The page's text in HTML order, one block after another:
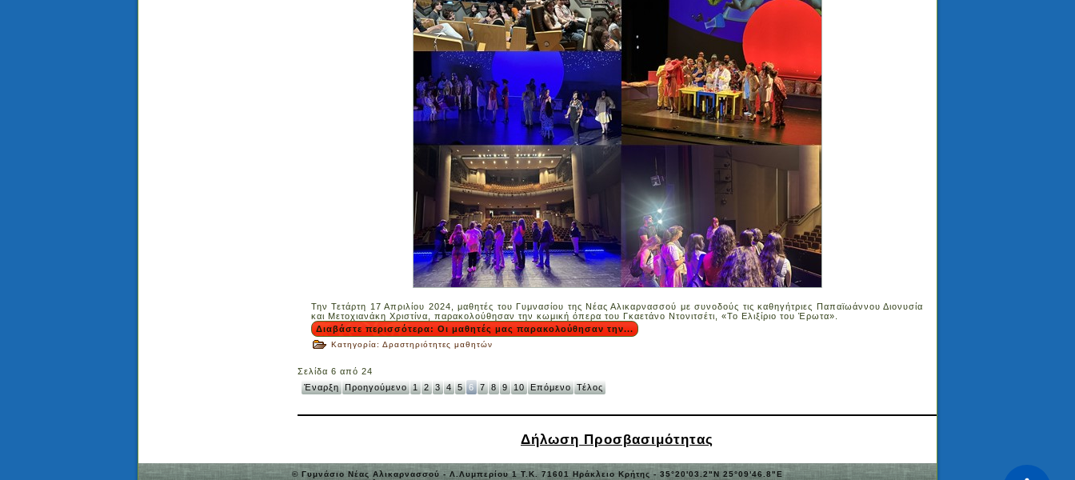
Την Τετάρτη 17 Απριλίου 2024, μαθητές του Γυμνασίου της Νέας Αλικαρνασσού με συνοδούς τις καθηγήτριες Παπαϊωάννου Διονυσία
και Μετοχιανάκη Χριστίνα, παρακολούθησαν την κωμική όπερα του Γκαετάνο Ντονιτσέτι, «Το Ελιξίριο του Έρωτα».
Διαβάστε περισσότερα: Οι μαθητές μας παρακολούθησαν την...
Κατηγορία: Δραστηριότητες μαθητών
Σελίδα 6 από 24
Έναρξη Προηγούμενο 1 2 3 4 5 6 7 8 9 10 Επόμενο Τέλος
Δήλωση Προσβασιμότητας
© Γυμνάσιο Νέας Αλικαρνασσού - Λ.Λυμπερίου 1 Τ.Κ. 71601 Ηράκλειο Κρήτης - 35°20'03.2"N 25°09'46.8"E